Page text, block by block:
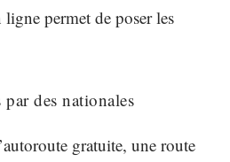
permet de poser les
des nationales
gratuite, une route